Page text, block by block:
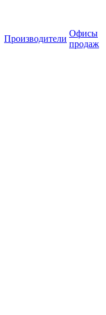
Производители
Офисы
продаж